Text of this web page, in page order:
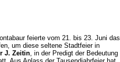
feierte vom 21. bis 23. Juni das
um diese seltene Stadtfeier in
J. Zeitin, in der Predigt der Bedeutung